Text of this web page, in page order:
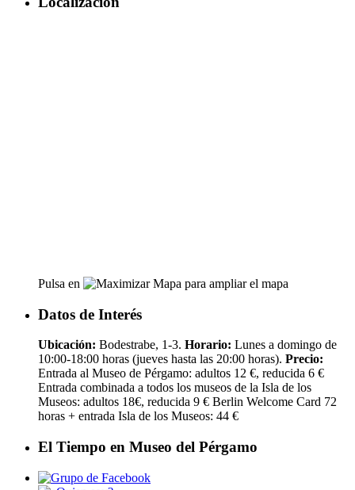
Pulsa en para ampliar el mapa
Datos de Interés
Ubicación: Bodestrabe, 1-3. Horario: Lunes a domingo de
10:00-18:00 horas (jueves hasta las 20:00 horas). Precio:
Entrada al Museo de Pérgamo: adultos 12 €, reducida 6 €
Entrada combinada a todos los museos de la Isla de los
Museos: adultos 18€, reducida 9 € Berlin Welcome Card 72
horas + entrada Isla de los Museos: 44 €
El Tiempo en Museo del Pérgamo